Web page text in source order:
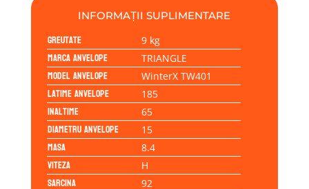
INFORMAȚII SUPLIMENTARE
Greutate 9 kg
Marca anvelope TRIANGLE
Model anvelope WinterX TW401
Latime anvelope 185
Inaltime 65
Diametru anvelope 15
Masa 8.4
Viteza H
Sarcina 92